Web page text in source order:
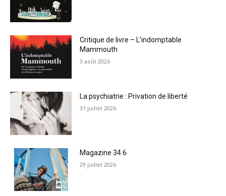
Critique de livre – L’indomptable
Mammouth
3 août 2026
La psychiatrie : Privation de liberté
31 juillet 2026
Magazine 34.6
29 juillet 2026